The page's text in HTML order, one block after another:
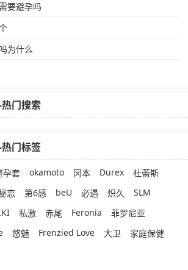
要避孕吗
为什么
门搜索
门标签
孕套 okamoto 冈本 Durex
杜蕾斯
恋 第6感 beU 必遇 炽久
SLM
私激 赤尾 Feronia
菲罗尼亚
悠魅 Frenzied Love 大卫
家庭保健